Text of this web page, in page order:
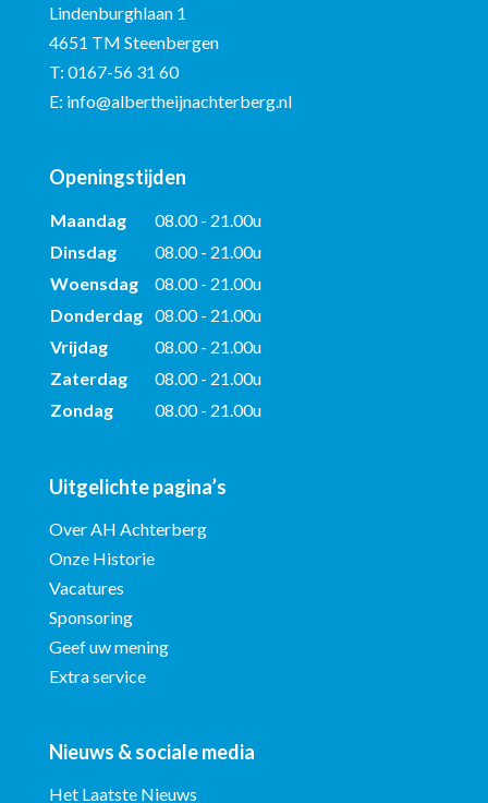
Lindenburghlaan 1
4651 TM Steenbergen
T: 0167-56 31 60
E: info@albertheijnachterberg.nl
Openingstijden
Maandag
08.00 - 21.00u
Dinsdag
08.00 - 21.00u
Woensdag
08.00 - 21.00u
Donderdag 08.00 - 21.00u
Vrijdag
08.00 - 21.00u
Zaterdag
08.00 - 21.00u
Zondag
08.00 - 21.00u
Uitgelichte pagina’s
Over AH Achterberg
Onze Historie
Vacatures
Sponsoring
Geef uw mening
Extra service
Nieuws & sociale media
Het Laatste Nieuws